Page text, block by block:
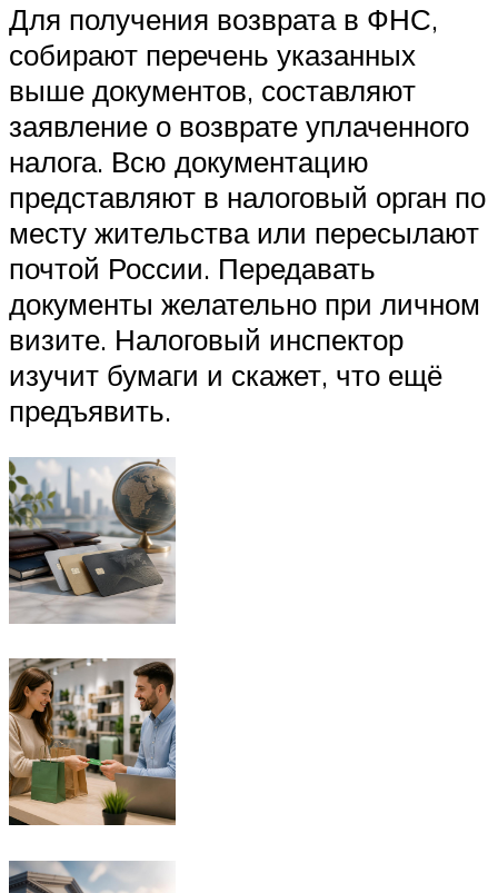
Для получения возврата в ФНС,
собирают перечень указанных
выше документов, составляют
заявление о возврате уплаченного
налога. Всю документацию
представляют в налоговый орган по
месту жительства или пересылают
почтой России. Передавать
документы желательно при личном
визите. Налоговый инспектор
изучит бумаги и скажет, что ещё
предъявить.